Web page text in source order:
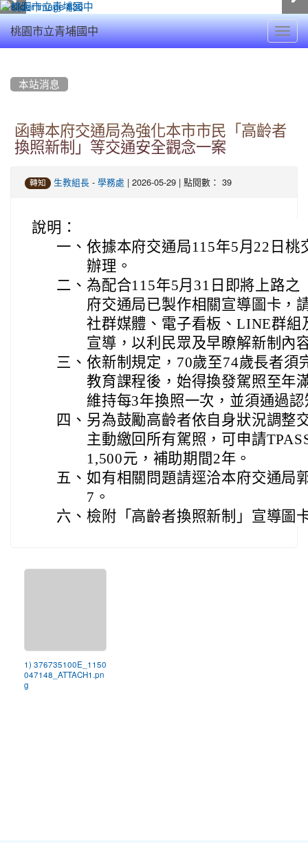
桃園市立青埔國中
本站消息
函轉本府交通局為強化本市市民「高齡者
換照新制」等交通安全觀念一案
轉知 生教組長 - 學務處 | 2026-05-29 | 點閱數： 39
說明：
一、 依據本府交通局115年5月22日桃
辦理。
二、 為配合115年5月31日即將上路之
府交通局已製作相關宣導圖卡，
社群媒體、電子看板、LINE群組
宣導，以利民眾及早瞭解新制內
三、 依新制規定，70歲至74歲長者須
教育課程後，始得換發駕照至年
維持每3年換照一次，並須通過
四、 另為鼓勵高齡者依自身狀況調整
主動繳回所有駕照，可申請
1,500元，補助期間2年。
五、 如有相關問題請逕洽本府交通局
7。
六、 檢附「高齡者換照新制」宣導圖
1) 376735100E_1150
047148_ATTACH1.pn
g